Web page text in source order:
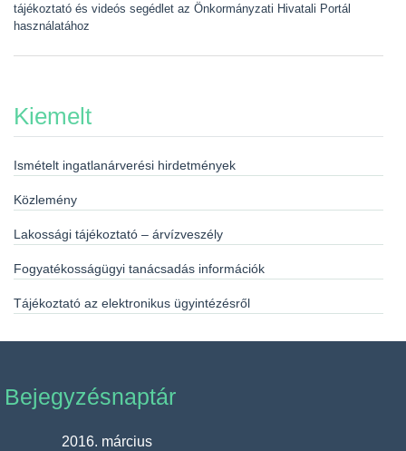
tájékoztató és videós segédlet az Önkormányzati Hivatali Portál
használatához
Kiemelt
Ismételt ingatlanárverési hirdetmények
Közlemény
Lakossági tájékoztató – árvízveszély
Fogyatékosságügyi tanácsadás információk
Tájékoztató az elektronikus ügyintézésről
Bejegyzésnaptár
2016. március